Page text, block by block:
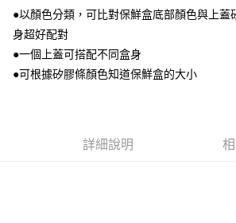
●以顏色分類，可比對保鮮盒底部顏色與上蓋
身超好配對
●一個上蓋可搭配不同盒身
●可根據矽膠條顏色知道保鮮盒的大小
詳細說明